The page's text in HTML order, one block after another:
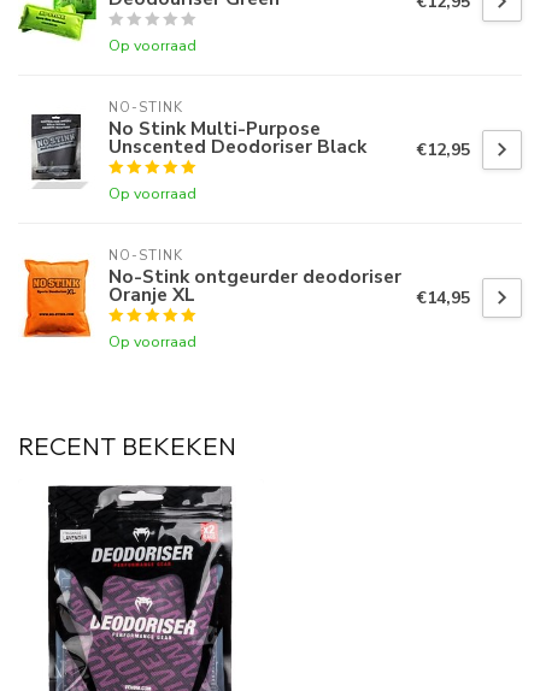
Op voorraad
NO-STINK
No Stink Multi-Purpose
Unscented Deodoriser Black
Op voorraad
€12,95
NO-STINK
No-Stink ontgeurder deodoriser
Oranje XL
Op voorraad
€14,95
RECENT BEKEKEN